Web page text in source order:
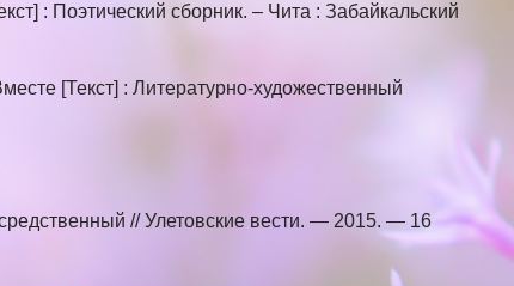
: Поэтический сборник. – Чита : Забайкальский
[Текст] : Литературно-художественный
// Улетовские вести. — 2015. — 16